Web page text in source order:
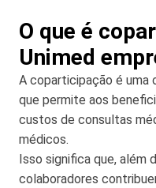
O que é
Unimed
A coparticipação é uma
que permite aos
custos de consultas
médicos.
Isso significa que, além
colaboradores